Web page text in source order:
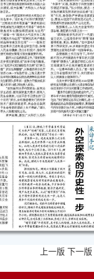
上一版 下一版